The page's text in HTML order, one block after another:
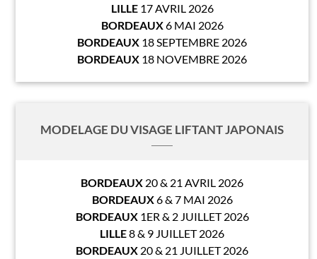
LILLE 17 AVRIL 2026
BORDEAUX6 MAI 2026
BORDEAUX 18 SEPTEMBRE 2026
BORDEAUX 18 NOVEMBRE 2026
MODELAGE DU VISAGE LIFTANT JAPONAIS
BORDEAUX 20 & 21 AVRIL 2026
BORDEAUX6 & 7 MAI 2026
BORDEAUX 1ER & 2 JUILLET 2026
LILLE8 & 9 JUILLET 2026
BORDEAUX 20 & 21 JUILLET 2026